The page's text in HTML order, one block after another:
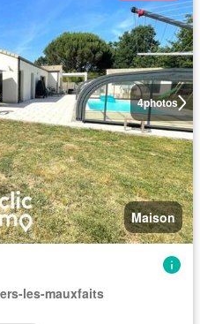
4photos
Maison
les-mauxfaits